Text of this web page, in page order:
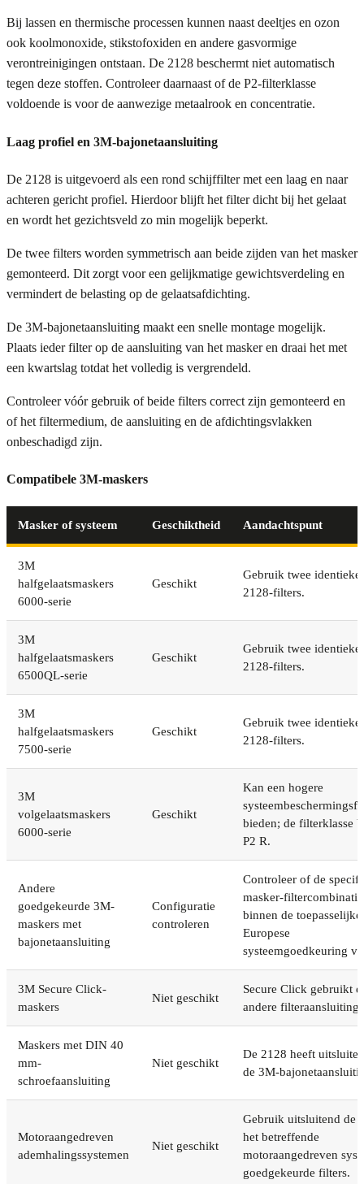
Bij lassen en thermische processen kunnen naast deeltjes en ozon
ook koolmonoxide, stikstofoxiden en andere gasvormige
verontreinigingen ontstaan. De 2128 beschermt niet automatisch
tegen deze stoffen. Controleer daarnaast of de P2-filterklasse
voldoende is voor de aanwezige metaalrook en concentratie.
Laag profiel en 3M-bajonetaansluiting
De 2128 is uitgevoerd als een rond schijffilter met een laag en naar
achteren gericht profiel. Hierdoor blijft het filter dicht bij het gelaat
en wordt het gezichtsveld zo min mogelijk beperkt.
De twee filters worden symmetrisch aan beide zijden van het masker
gemonteerd. Dit zorgt voor een gelijkmatige gewichtsverdeling en
vermindert de belasting op de gelaatsafdichting.
De 3M-bajonetaansluiting maakt een snelle montage mogelijk.
Plaats ieder filter op de aansluiting van het masker en draai het met
een kwartslag totdat het volledig is vergrendeld.
Controleer vóór gebruik of beide filters correct zijn gemonteerd en
of het filtermedium, de aansluiting en de afdichtingsvlakken
onbeschadigd zijn.
Compatibele 3M-maskers
Masker of systeem Geschiktheid Aandachtspunt
3M
halfgelaatsmaskers
6000-serie
Geschikt
Gebruik twee identieke
2128-filters.
3M
halfgelaatsmaskers
6500QL-serie
Geschikt
Gebruik twee identieke
2128-filters.
3M
halfgelaatsmaskers
7500-serie
Geschikt
Gebruik twee identieke
2128-filters.
3M
volgelaatsmaskers
6000-serie
Geschikt
Kan een hogere
bieden; de filterklasse
P2 R.
Andere
goedgekeurde 3M-
maskers met
bajonetaansluiting
Configuratie
controleren
Controleer of de
masker-filtercombinatie
binnen de toepasselijke
Europese
systeemgoedkeuring
3M Secure Click-
maskers
Niet geschikt
Secure Click gebruikt
andere filteraansluiting.
Maskers met DIN 40
mm-
schroefaansluiting
Niet geschikt
De 2128 heeft
de 3M-
Motoraangedreven
ademhalingssystemen
Niet geschikt
Gebruik uitsluitend de
het betreffende
motoraangedreven
goedgekeurde filters.